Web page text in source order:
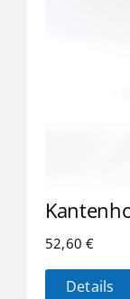
52,60€
Details